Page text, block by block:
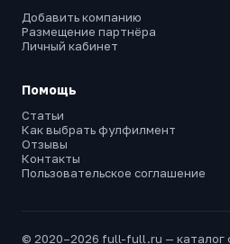
Добавить компанию
Размещение партнёра
Личный кабинет
Помощь
Статьи
Как выбрать фулфилмент
Отзывы
Контакты
Пользовательское соглашение
© 2020–2026 full-full.ru — каталог